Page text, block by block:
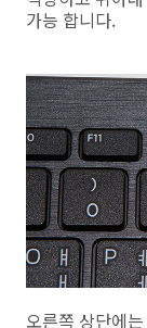
가능 합니다.
오른쪽 상단에